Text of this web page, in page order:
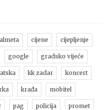
cijene cijepljenje
google gradsko vijeće
kk zadar koncert
krađa mobitel
pag policija promet